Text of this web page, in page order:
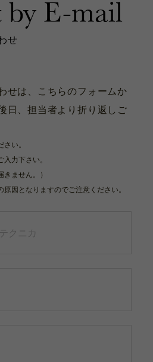
by E-mail
せ
せは、こちらのフォームか
日、担当者より折り返しご
い。
力下さい。
きません。）
因となりますのでご注意ください。